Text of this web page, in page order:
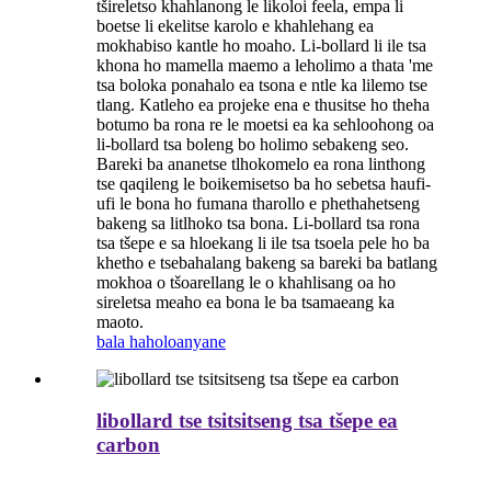
tšireletso khahlanong le likoloi feela, empa li
boetse li ekelitse karolo e khahlehang ea
mokhabiso kantle ho moaho. Li-bollard li ile tsa
khona ho mamella maemo a leholimo a thata 'me
tsa boloka ponahalo ea tsona e ntle ka lilemo tse
tlang. Katleho ea projeke ena e thusitse ho theha
botumo ba rona re le moetsi ea ka sehloohong oa
li-bollard tsa boleng bo holimo sebakeng seo.
Bareki ba ananetse tlhokomelo ea rona linthong
tse qaqileng le boikemisetso ba ho sebetsa haufi-
ufi le bona ho fumana tharollo e phethahetseng
bakeng sa litlhoko tsa bona. Li-bollard tsa rona
tsa tšepe e sa hloekang li ile tsa tsoela pele ho ba
khetho e tsebahalang bakeng sa bareki ba batlang
mokhoa o tšoarellang le o khahlisang oa ho
sireletsa meaho ea bona le ba tsamaeang ka
maoto.
bala haholoanyane
libollard tse tsitsitseng tsa tšepe ea
carbon